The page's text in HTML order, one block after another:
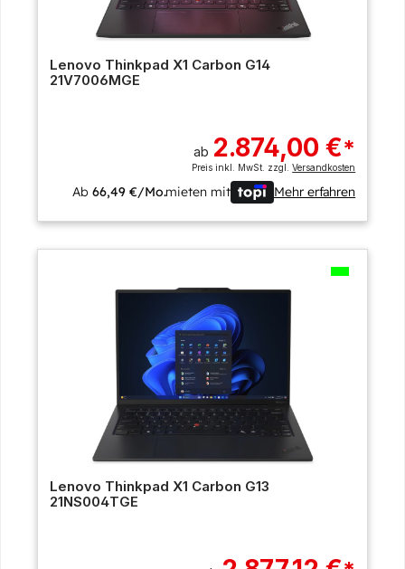
Lenovo Thinkpad X1 Carbon G14
21V7006MGE
ab 2.874,00 €*
Preis inkl. MwSt. zzgl.Versandkosten
Ab66,49 €/Mo.mieten mit Mehr erfahren
Lenovo Thinkpad X1 Carbon G13
21NS004TGE